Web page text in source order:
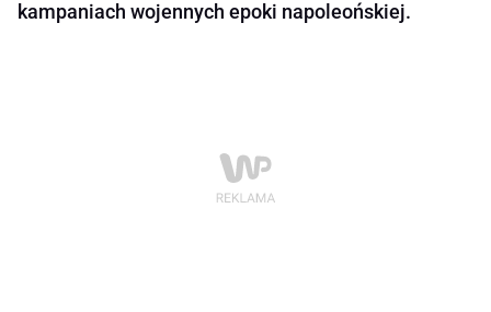
kampaniach wojennych epoki napoleońskiej.